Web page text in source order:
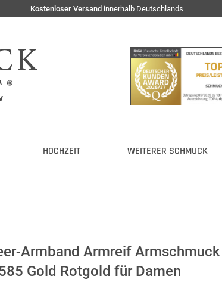
Kostenloser Versand innerhalb Deutschlands
HOCHZEIT WEITERER SCHMUCK
Armband Armreif
Gold Rotgold für Damen